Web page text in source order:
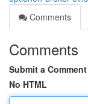
Comments
Comments
Submit a Comment
No HTML